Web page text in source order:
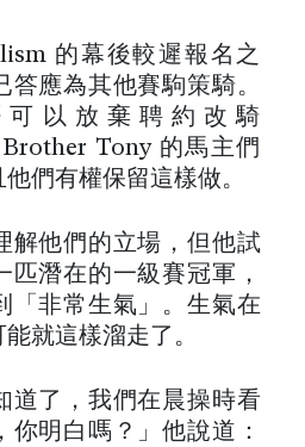
的幕後較遲報名之
答應為其他賽駒策騎。
以放棄聘約改騎
Brother Tony 的馬主們
們有權保留這樣做。
解他們的立場，但他試
匹潛在的一級賽冠軍，
「非常生氣」。生氣在
就這樣溜走了。
道了，我們在晨操時看
你明白嗎？」他說道：